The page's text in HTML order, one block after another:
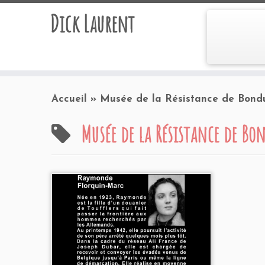
Dick Laurent
Accueil » Musée de la Résistance de
Musée de la Résistance de